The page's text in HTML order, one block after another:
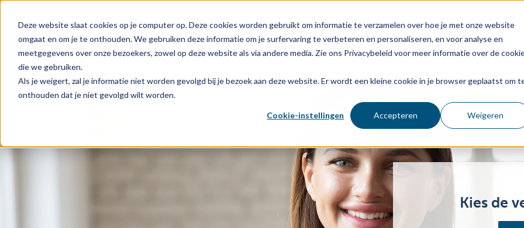
Deze website slaat cookies op je computer op. Deze cookies worden gebruikt om informatie te verzamelen over hoe je met onze website
omgaat en om je te onthouden. We gebruiken deze informatie om je surfervaring te verbeteren en personaliseren, en voor analyse en
meetgegevens over onze bezoekers, zowel op deze website als via andere media. Zie ons Privacybeleid voor meer informatie over de
die we gebruiken.
Als je weigert, zal je informatie niet worden gevolgd bij je bezoek aan deze website. Er wordt een kleine cookie in je browser geplaatst om
onthouden dat je niet gevolgd wilt worden.
Cookie-instellingen Accepteren Weigeren
Voor wie Diensten
Kies de